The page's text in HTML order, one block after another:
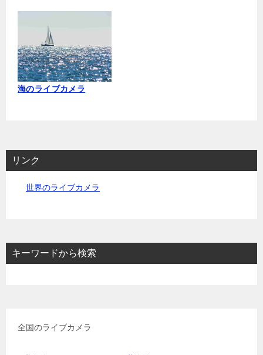
海のライブカメラ
リンク
世界のライブカメラ
キーワードから検索
全国のライブカメラ